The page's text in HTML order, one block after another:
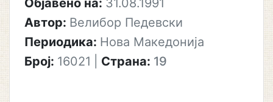
Објавено на: 31.08.1991
Автор: Велибор Педевски
Периодика: Нова Македонија
Број: 16021 Страна: 19